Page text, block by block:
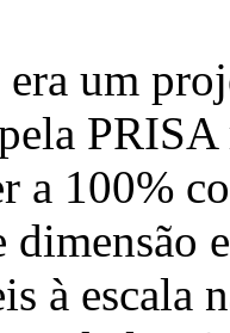
um
a 100%
dimensão
à escala